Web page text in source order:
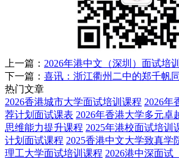
上一篇： 2026年港中文（深圳）面试培
下一篇： 喜讯：浙江衢州二中的郑千帆
热门文章
2026香港城市大学面试培训课程 2026年
荐计划面试课表 2026年香港大学多元卓
思维能力提升课程 2025年港校面试培训
计划面试课程 2025香港中文大学致真学
理工大学面试培训课程 2026港中深面试